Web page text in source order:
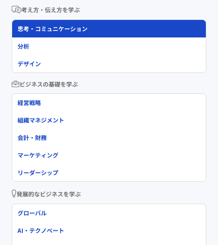
考え方・伝え方を学ぶ
思考・コミュニケーション
分析
デザイン
ビジネスの基礎を学ぶ
経営戦略
組織マネジメント
会計・財務
マーケティング
リーダーシップ
発展的なビジネスを学ぶ
グローバル
AI・テクノベート